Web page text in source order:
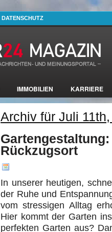
DATENSCHUTZ
IMMOBILIEN KARRIERE
Archiv für Juli
Rückzugsort
In unserer heutigen,
der Ruhe und
vom stressigen Alltag
Hier kommt der Garten
perfekten Garten aus?